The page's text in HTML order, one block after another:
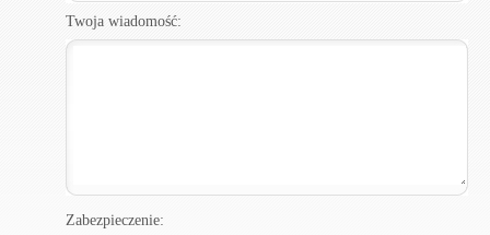
Twoja wiadomość:
Zabezpieczenie: